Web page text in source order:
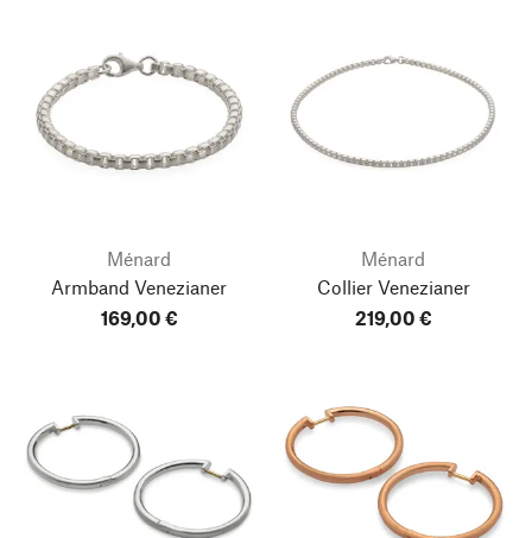
Ménard
Armband Venezianer
169,00 €
Ménard
Collier Venezianer
219,00 €